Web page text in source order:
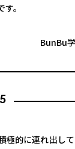
。
BunBu
極的に連れ出し